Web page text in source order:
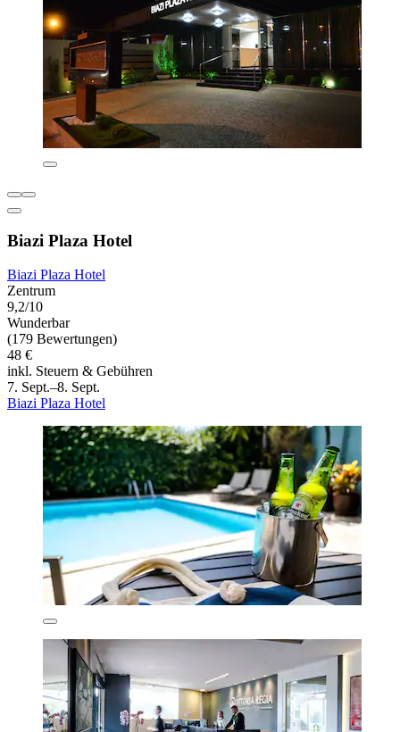
Biazi Plaza Hotel
Biazi Plaza Hotel
Zentrum
9,2/10
Wunderbar
(179 Bewertungen)
48 €
inkl. Steuern & Gebühren
7. Sept.–8. Sept.
Biazi Plaza Hotel